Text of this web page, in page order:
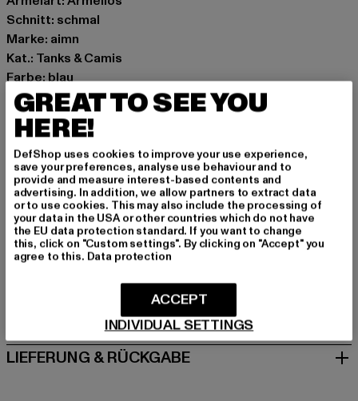
Schnitt: schmal
Marke: aimn
Kat.: Tanks & Camis
Farbe: blau
Hersteller Farbe: aura
Materialzusammensetzung: 88% Polyester, 12%
Elasthan
Art.Nr: 25010743-07644
Hersteller: Urban Styles Agency GmbH & Co. KG |
agentur@urbanstylesagency.com
Schanzenstraße 41 | 51063 Köln | DE
GRÖSSE & PASSFORM
PFLEGEHINWEISE
LIEFERUNG & RÜCKGABE
GREAT TO SEE YOU
HERE!
DefShop uses cookies to improve your use experience,
save your preferences, analyse use behaviour and to
provide and measure interest-based contents and
advertising. In addition, we allow partners to extract data
or to use cookies. This may also include the processing of
your data in the USA or other countries which do not have
the EU data protection standard. If you want to change
this, click on "Custom settings". By clicking on "Accept" you
agree to this. Data protection
INDIVIDUAL SETTINGS
ACCEPT